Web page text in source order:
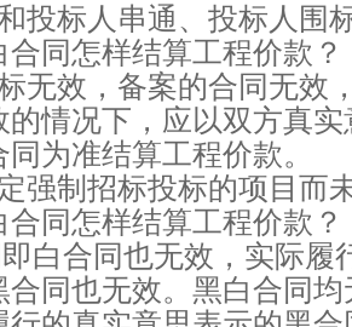
投标人串通、投标人围
合同怎样结算工程价款？
无效，备案的合同无效
的情况下，应以双方真
为准结算工程价款。
强制招标投标的项目而
合同怎样结算工程价款？
白合同也无效，实际履
合同也无效。黑白合同